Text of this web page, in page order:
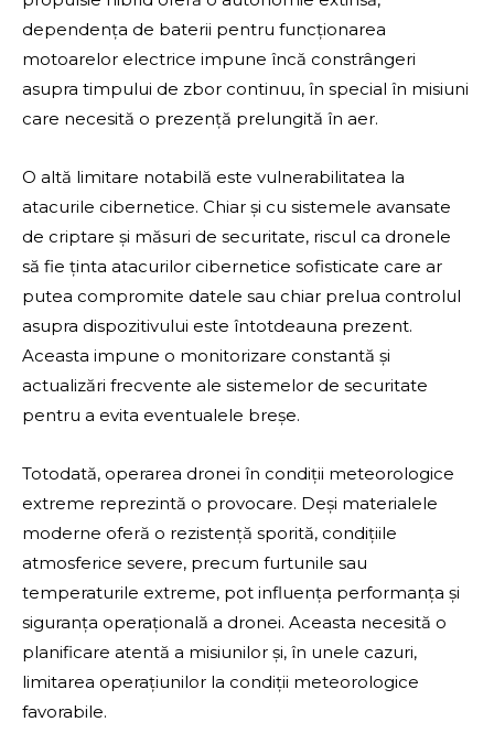
dependența de baterii pentru funcționarea
motoarelor electrice impune încă constrângeri
asupra timpului de zbor continuu, în special în misiuni
care necesită o prezență prelungită în aer.
O altă limitare notabilă este vulnerabilitatea la
atacurile cibernetice. Chiar și cu sistemele avansate
de criptare și măsuri de securitate, riscul ca dronele
să fie ținta atacurilor cibernetice sofisticate care ar
putea compromite datele sau chiar prelua controlul
asupra dispozitivului este întotdeauna prezent.
Aceasta impune o monitorizare constantă și
actualizări frecvente ale sistemelor de securitate
pentru a evita eventualele breșe.
Totodată, operarea dronei în condiții meteorologice
extreme reprezintă o provocare. Deși materialele
moderne oferă o rezistență sporită, condițiile
atmosferice severe, precum furtunile sau
temperaturile extreme, pot influența performanța și
siguranța operațională a dronei. Aceasta necesită o
planificare atentă a misiunilor și, în unele cazuri,
limitarea operațiunilor la condiții meteorologice
favorabile.